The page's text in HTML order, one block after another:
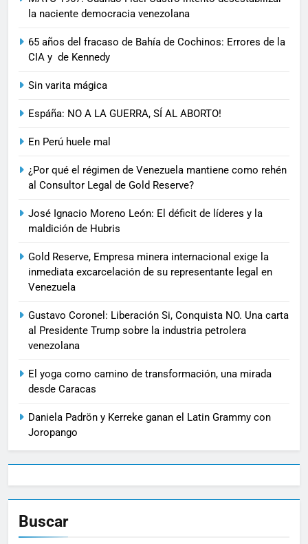
la naciente democracia venezolana
65 años del fracaso de Bahía de Cochinos: Errores de la
CIA y de Kennedy
Sin varita mágica
Espáña: NO A LA GUERRA, SÍ AL ABORTO!
En Perú huele mal
¿Por qué el régimen de Venezuela mantiene como rehén
al Consultor Legal de Gold Reserve?
José Ignacio Moreno León: El déficit de líderes y la
maldición de Hubris
Gold Reserve, Empresa minera internacional exige la
inmediata excarcelación de su representante legal en
Venezuela
Gustavo Coronel: Liberación Si, Conquista NO. Una carta
al Presidente Trump sobre la industria petrolera
venezolana
El yoga como camino de transformación, una mirada
desde Caracas
Daniela Padrön y Kerreke ganan el Latin Grammy con
Joropango
Buscar